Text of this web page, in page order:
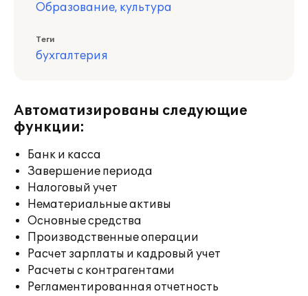
Образование, культура
Теги
бухгалтерия
Автоматизированы следующие
функции:
Банк и касса
Завершение периода
Налоговый учет
Нематериальные активы
Основные средства
Производственные операции
Расчет зарплаты и кадровый учет
Расчеты с контрагентами
Регламентированная отчетность